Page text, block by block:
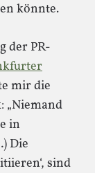
könnte.
der PR-
mir die
„Niemand
in
Die
sind